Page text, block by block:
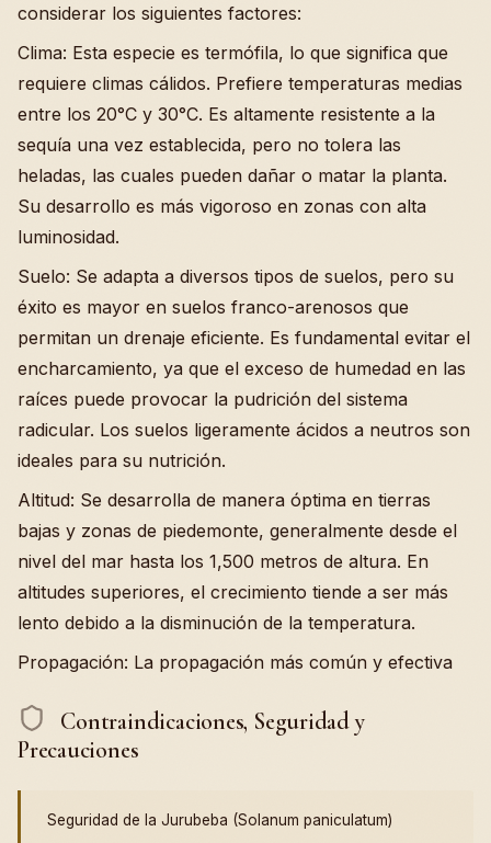
considerar los siguientes factores:
Clima: Esta especie es termófila, lo que significa que
requiere climas cálidos. Prefiere temperaturas medias
entre los 20°C y 30°C. Es altamente resistente a la
sequía una vez establecida, pero no tolera las
heladas, las cuales pueden dañar o matar la planta.
Su desarrollo es más vigoroso en zonas con alta
luminosidad.
Suelo: Se adapta a diversos tipos de suelos, pero su
éxito es mayor en suelos franco-arenosos que
permitan un drenaje eficiente. Es fundamental evitar el
encharcamiento, ya que el exceso de humedad en las
raíces puede provocar la pudrición del sistema
radicular. Los suelos ligeramente ácidos a neutros son
ideales para su nutrición.
Altitud: Se desarrolla de manera óptima en tierras
bajas y zonas de piedemonte, generalmente desde el
nivel del mar hasta los 1,500 metros de altura. En
altitudes superiores, el crecimiento tiende a ser más
lento debido a la disminución de la temperatura.
Propagación: La propagación más común y efectiva
Contraindicaciones, Seguridad y
Precauciones
Seguridad de la Jurubeba (Solanum paniculatum)